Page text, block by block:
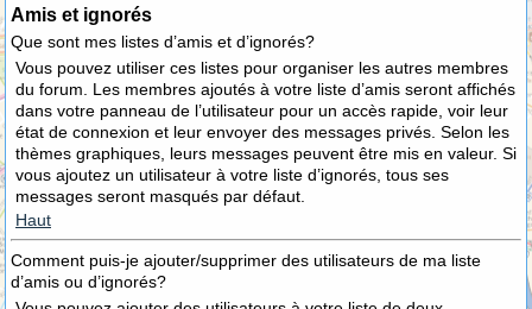
Amis et ignorés
Que sont mes listes d’amis et d’ignorés?
Vous pouvez utiliser ces listes pour organiser les autres membres
du forum. Les membres ajoutés à votre liste d’amis seront affichés
dans votre panneau de l’utilisateur pour un accès rapide, voir leur
état de connexion et leur envoyer des messages privés. Selon les
thèmes graphiques, leurs messages peuvent être mis en valeur. Si
vous ajoutez un utilisateur à votre liste d’ignorés, tous ses
messages seront masqués par défaut.
Haut
Comment puis-je ajouter/supprimer des utilisateurs de ma liste
d’amis ou d’ignorés?